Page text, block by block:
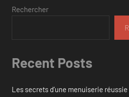
Rechercher
Recent Posts
Les secrets d’une menuiserie